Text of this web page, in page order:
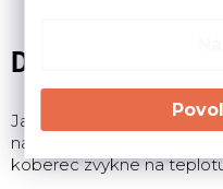
Dejte svému
Jakmile umístíte koberec
na chvíli řádně
koberec zvykne na